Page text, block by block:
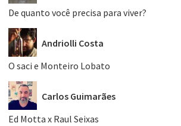
De quanto você precisa para viver?
Andriolli Costa
O saci e Monteiro Lobato
Carlos Guimarães
Ed Motta x Raul Seixas